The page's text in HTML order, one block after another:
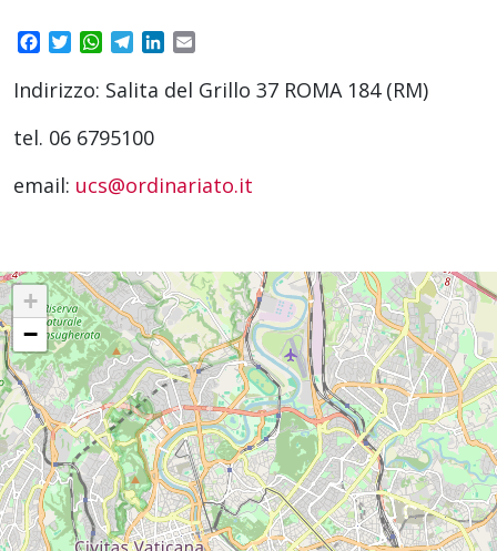
Facebook
TwitterWhatsApp
TelegramLinkedIn
Indirizzo: Salita del Grillo 37 ROMA 184 (RM)
tel. 06 6795100
email: ucs@ordinariato.it
+
−